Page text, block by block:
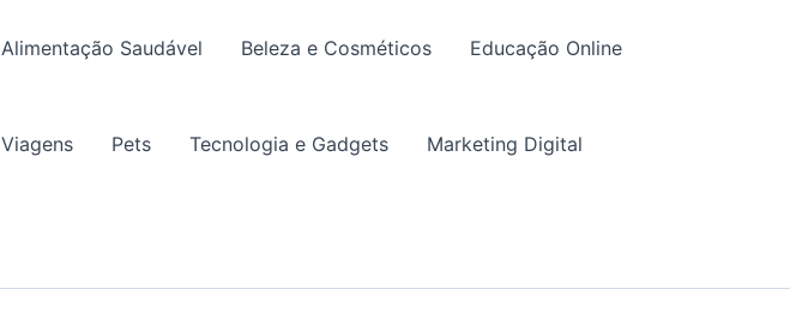
Alimentação Saudável Beleza e Cosméticos Educação Online
Viagens Pets Tecnologia e Gadgets Marketing Digital